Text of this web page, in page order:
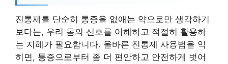
진통제를 단순히 통증을 없애는 약으로만 생각하기
보다는, 우리 몸의 신호를 이해하고 적절히 활용하
는 지혜가 필요합니다. 올바른 진통제 사용법을 익
히면, 통증으로부터 좀 더 편안하고 안전하게 벗어